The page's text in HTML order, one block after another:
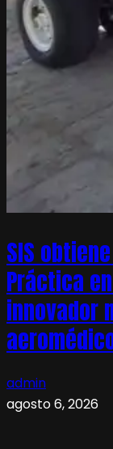
SIS
Práctica
innovador
admin
agosto 6, 2026